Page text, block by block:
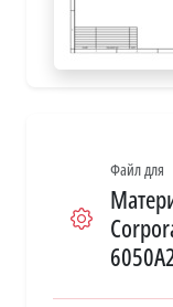
Файл для